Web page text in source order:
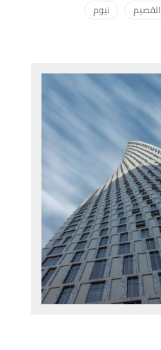
القصيم
نيوم